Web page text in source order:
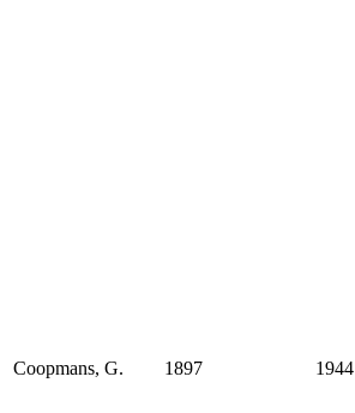
Coopmans, G. 1897 1944